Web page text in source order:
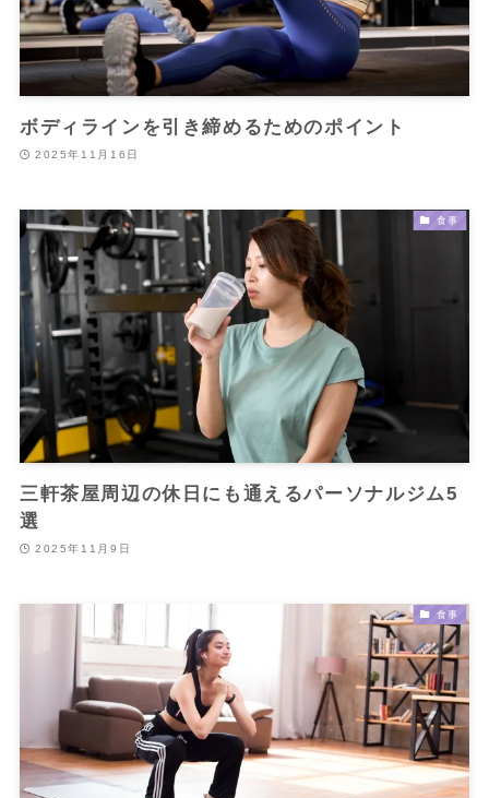
ボディラインを引き締めるためのポイント
2025年11月16日
食事
三軒茶屋周辺の休日にも通えるパーソナルジム5
選
2025年11月9日
食事